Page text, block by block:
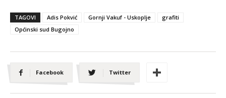
TAGOVI Adis Pokvić Gornji Vakuf - Uskoplje
grafiti
Općinski sud Bugojno
Facebook Twitter